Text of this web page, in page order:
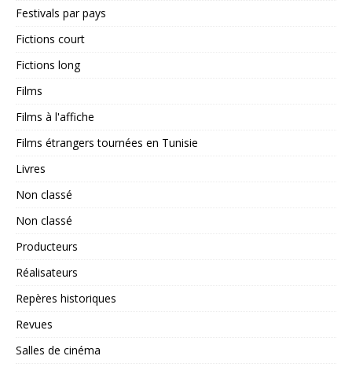
Festivals par pays
Fictions court
Fictions long
Films
Films à l'affiche
Films étrangers tournées en Tunisie
Livres
Non classé
Non classé
Producteurs
Réalisateurs
Repères historiques
Revues
Salles de cinéma